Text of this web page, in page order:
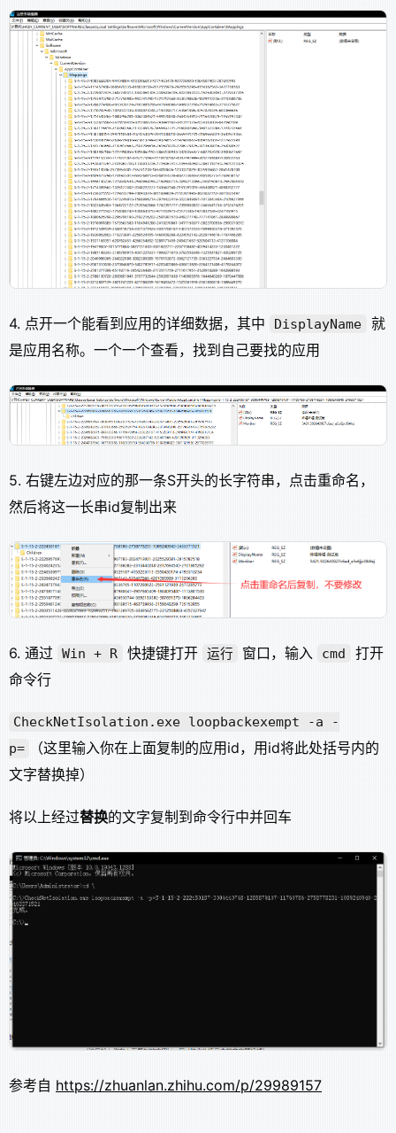
4. 点开一个能看到应用的详细数据，其中 DisplayName
就
是应用名称。一个一个查看，找到自己要找的应用
5. 右键左边对应的那一条S开头的长字符串，点击重命名，
然后将这一长串id复制出来
6. 通过 Win + R 快捷键打开 运行 窗口，输入 cmd
打开
命令行
CheckNetIsolation.exe loopbackexempt -a -
p=
（这里输入你在上面复制的应用id，用id将此处括号内的
文字替换掉）
将以上经过替换的文字复制到命令行中并回车
参考自 https://zhuanlan.zhihu.com/p/29989157